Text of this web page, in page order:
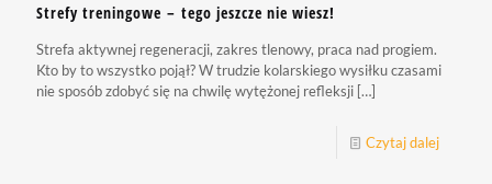
Strefy treningowe – tego jeszcze nie wiesz!
Strefa aktywnej regeneracji, zakres tlenowy, praca nad progiem.
Kto by to wszystko pojął? W trudzie kolarskiego wysiłku czasami
nie sposób zdobyć się na chwilę wytężonej refleksji […]
Czytaj dalej